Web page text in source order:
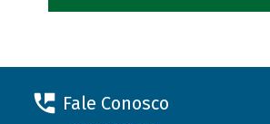
Fale Conosco